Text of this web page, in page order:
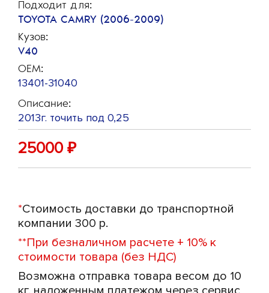
Подходит для:
TOYOTA CAMRY (2006-2009)
Кузов:
V40
OEM:
13401-31040
Описание:
2013г. точить под 0,25
25000 ₽
*Стоимость доставки до транспортной
компании 300 р.
**При безналичном расчете + 10% к
стоимости товара (без НДС)
Возможна отправка товара весом до 10